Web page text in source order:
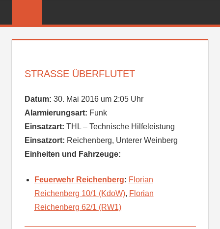
FEUERWEHR
STRASSE ÜBERFLUTET
Datum: 30. Mai 2016 um 2:05 Uhr
Alarmierungsart: Funk
Einsatzart: THL – Technische Hilfeleistung
Einsatzort: Reichenberg, Unterer Weinberg
Einheiten und Fahrzeuge:
Feuerwehr Reichenberg: Florian
Reichenberg 10/1 (KdoW), Florian
Reichenberg 62/1 (RW1)